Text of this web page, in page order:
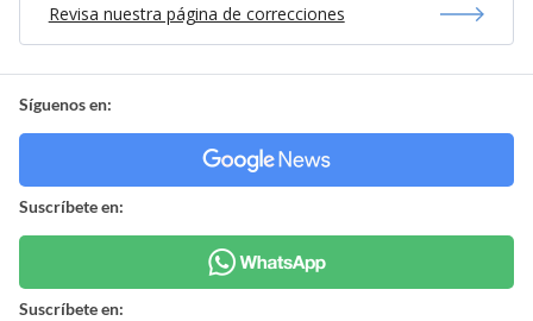
Revisa nuestra página de correcciones
Síguenos en:
Suscríbete en:
Suscríbete en: